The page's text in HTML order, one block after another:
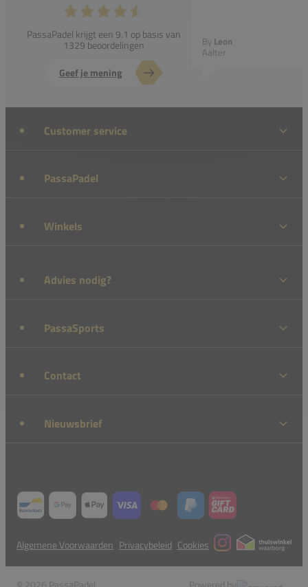
PassaPadel krijgt een 9.1 op basis van
1329 beoordelingen
Geef je mening
By Leon
Aalter
Customer service
PassaPadel
Winkels
Advies nodig?
PassaSports
Contact
Nieuwsbrief
Algemene Voorwaarden Privacybeleid Cookies